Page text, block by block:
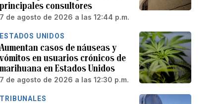
principales consultores
7 de agosto de 2026 a las 12:44 p.m.
ESTADOS UNIDOS
Aumentan casos de náuseas y
vómitos en usuarios crónicos de
marihuana en Estados Unidos
7 de agosto de 2026 a las 12:30 p.m.
TRIBUNALES